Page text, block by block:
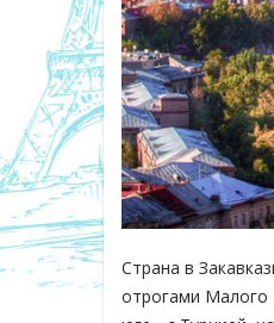
Страна в
отрогами Малого